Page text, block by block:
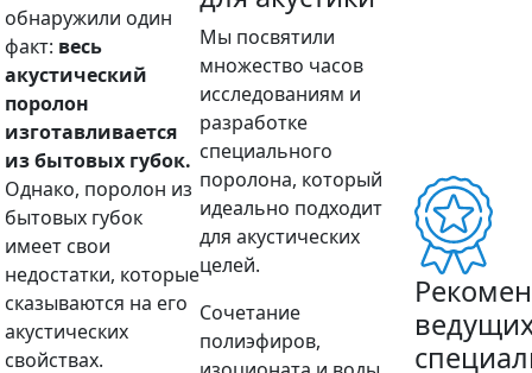
обнаружили один
факт: весь
акустический
поролон
изготавливается
из бытовых губок.
Однако, поролон из
бытовых губок
имеет свои
недостатки, которые
сказываются на его
акустических
свойствах.
Мы посвятили
множество часов
исследованиям и
разработке
специального
поролона, который
идеально подходит
для акустических
целей.
Сочетание
полиэфиров,